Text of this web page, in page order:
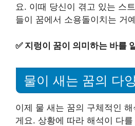
요. 이때 당신이 겪고 있는 스
들이 꿈에서 소용돌이치는 거
✅ 지렁이 꿈이 의미하는 바를
물이 새는 꿈의 다
이제 물 새는 꿈의 구체적인
게요. 상황에 따라 해석이 다